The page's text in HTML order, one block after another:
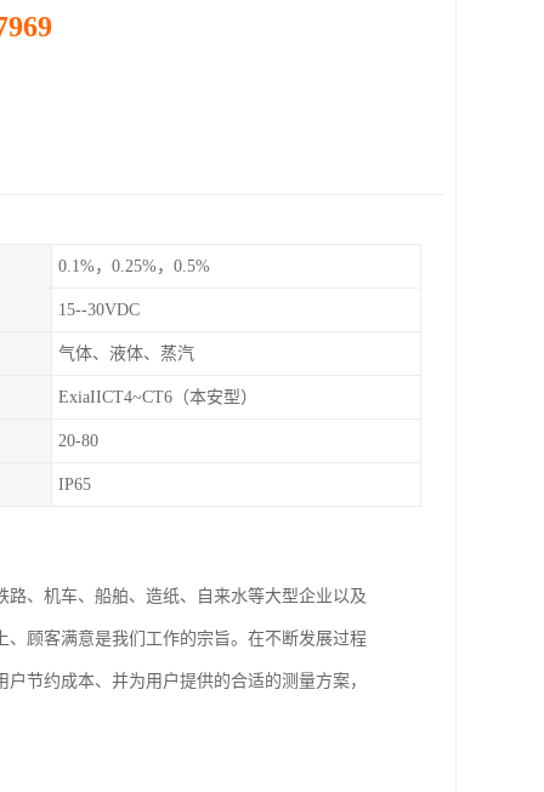
0.1%，0.25%，0.5%
15--30VDC
气体、液体、蒸汽
ExiaIICT4~CT6（本安型）
20-80
IP65
、机车、船舶、造纸、自来水等大型企业以及
顾客满意是我们工作的宗旨。在不断发展过程
节约成本、并为用户提供的合适的测量方案，